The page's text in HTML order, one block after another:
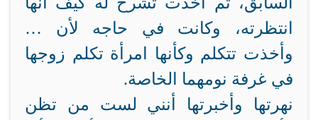
انتظرته، وكانت في حاجه لأن …
وأخذت تتكلم وكأنها امرأة تكلم زوجها
في غرفة نومهما الخاصة.
نهرتها وأخبرتها أنني لست من تظن